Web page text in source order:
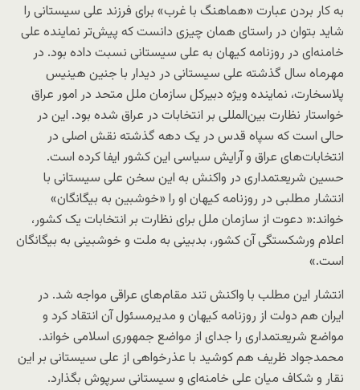
به کار بردن عبارت «هماهنگ با غرب» برای فرزند علی سیستانی را
شاید بتوان در راستای همان چیزی دانست که پیش‌تر نماینده علی
خامنه‌ای در روزنامه کیهان به علی سیستانی نسبت داده بود. در
مهرماه سال گذشته علی سیستانی در دیدار با جنین هینیس
پلاسخارت، نماینده ویژه دبیرکل سازمان ملل متحد در امور عراق
خواستار نظارت بین‌المللی بر انتخابات در عراق شده بود. این در
حالی است که سپاه قدس در یک دهه گذشته نقش اصلی در
انتخابات‌های عراق و آرایش سیاسی این کشور ایفا کرده است.
حسین شریعتمداری در واکنش به این سخن علی سیستانی با
انتشار مطلبی در روزنامه کیهان او را «خوشبین به بیگانگان»
خواند:« دعوت از سازمان ملل برای نظارت بر انتخابات یک کشور،
اعلام ورشکستگی آن کشور، بدبینی به ملت و خوشبینی به بیگانگان
است.»
انتشار این مطلب با واکنش تند مقام‌های عراقی مواجه شد. در
ایران هم دولت از روزنامه کیهان و مدیرمسئول آن انتقاد کرد و
مواضع شریعتمداری را جدای از مواضع جمهوری اسلامی خواند.
محمدجواد ظریف هم کوشید با عذرخواهی از علی سیستانی بر این
نقار و شکاف میان علی خامنه‌ای و سیستانی سرپوش بگذارد.